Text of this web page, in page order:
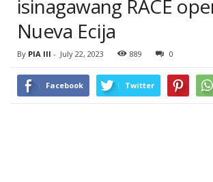
isinagawang RACE
Nueva Ecija
By PIA III - July 22, 2023 889 0
Facebook Twitter